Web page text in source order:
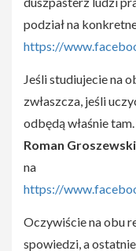
podział na
https://
Jeśli studiujecie na
zwłaszcza, jeśli
odbędą właśnie
Roman Groszewski
na
https://
Oczywiście na obu
spowiedzi, a